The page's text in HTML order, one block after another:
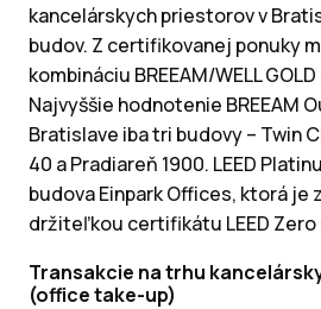
kancelárskych priestorov v
budov. Z certifikovanej ponuky
kombináciu BREEAM/WELL GOLD
Najvyššie hodnotenie BREEAM
Bratislave iba tri budovy – Twin
40 a Pradiareň 1900. LEED
budova Einpark Offices, ktorá je
držiteľkou certifikátu LEED Zero
Transakcie na trhu
(office take-up)